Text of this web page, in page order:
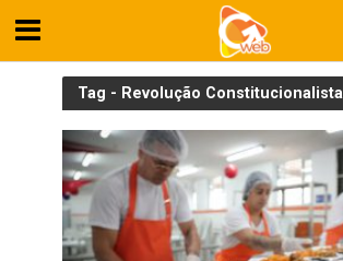
Tag - Revolução Constitucionalista